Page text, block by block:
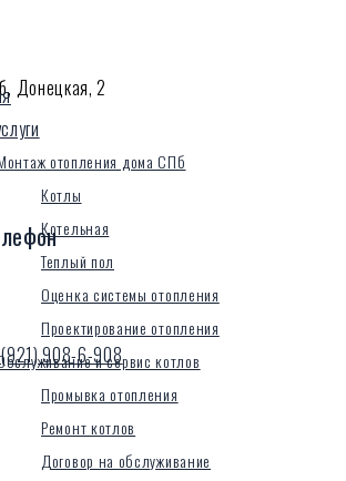
Донецкая, 2
908-6-908
отопления дома СПб
Котлы
Котельная
Теплый пол
Оценка системы отопления
Проектирование отопления
и сервис котлов
Промывка отопления
Ремонт котлов
Договор на обслуживание